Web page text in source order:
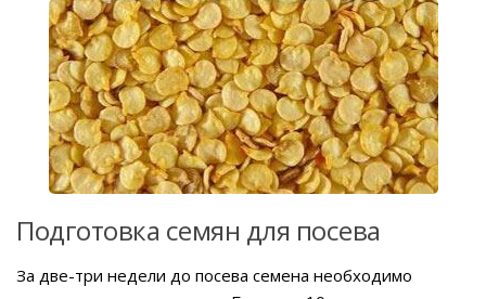
Подготовка семян для посева
За две-три недели до посева семена необходимо